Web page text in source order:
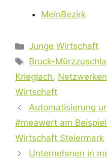
MeinBezirk
Kategorien
Junge Wirtschaft
Schlagwörter
Bruck-
Krieglach, Netzwerken
Wirtschaft
Automatisierung
#meawert am
Wirtschaft Steiermark
Unternehmen in